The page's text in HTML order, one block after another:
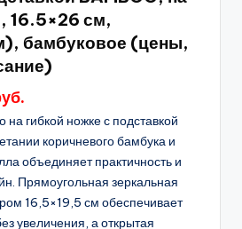
16.5×26 см,
бамбуковое (цены,
на гибкой ножке с подставкой
коричневого бамбука и
объединяет практичность и
Прямоугольная зеркальная
16,5×19,5 см обеспечивает
увеличения, а открытая